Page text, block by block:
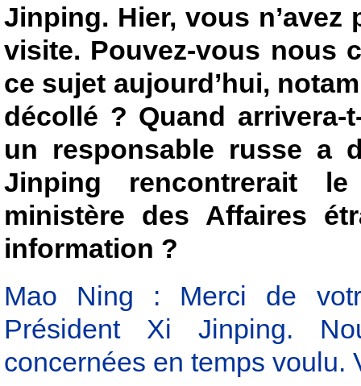
Jinping. Hier, vous
visite. Pouvez-vous nous
ce sujet aujourd’hui,
décollé ? Quand
un responsable russe a
Jinping rencontrerait
ministère des Affaires
information ?
Mao Ning : Merci de
Président Xi Jinping.
concernées en temps voulu.